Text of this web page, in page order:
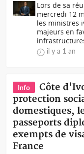
Lors de sa
mercredi 12
les ministres
majeurs en
il y a 1 an
Info
Côte
protection
domestiques,
passeports
exempts de
France